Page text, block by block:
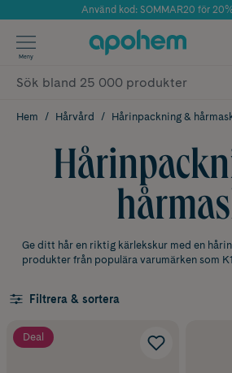
Årets Butik 2025 inom
Använd kod: SOMMAR20 för
✓ Fri frakt
✓ Poäng på alla köp*
Meny
Hem Hårvård Hårinpackning &
Ge ditt hår en riktig kärlekskur med en
produkter från populära varumärken som
Filtrera & sortera
Deal